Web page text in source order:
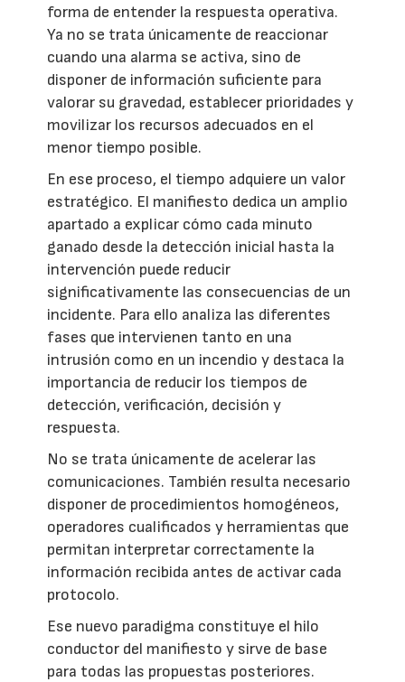
forma de entender la respuesta operativa.
Ya no se trata únicamente de reaccionar
cuando una alarma se activa, sino de
disponer de información suficiente para
valorar su gravedad, establecer prioridades y
movilizar los recursos adecuados en el
menor tiempo posible.
En ese proceso, el tiempo adquiere un valor
estratégico. El manifiesto dedica un amplio
apartado a explicar cómo cada minuto
ganado desde la detección inicial hasta la
intervención puede reducir
significativamente las consecuencias de un
incidente. Para ello analiza las diferentes
fases que intervienen tanto en una
intrusión como en un incendio y destaca la
importancia de reducir los tiempos de
detección, verificación, decisión y
respuesta.
No se trata únicamente de acelerar las
comunicaciones. También resulta necesario
disponer de procedimientos homogéneos,
operadores cualificados y herramientas que
permitan interpretar correctamente la
información recibida antes de activar cada
protocolo.
Ese nuevo paradigma constituye el hilo
conductor del manifiesto y sirve de base
para todas las propuestas posteriores.